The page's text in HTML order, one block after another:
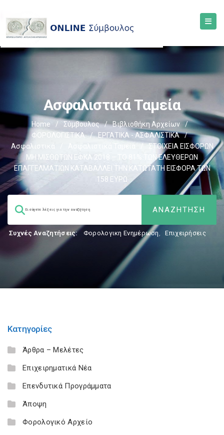
Ασφαλιστικά Ταμεία
Home / Σύμβουλος / Βιβλιοθήκη Αρχείων
/
ΦΟΡΟΛΟΓΙΣΤΙΚΑ
/ ΕΡΓΑΤΙΚΑ - ΑΣΦΑΛΙΣΤΙΚΑ
/
Ασφαλιστικά
Ασφαλιστικά Ταμεία /
ΣΤΟΙΧΕΙΑ ΕΙΣΦΟΡΩΝ
ΜΗ ΜΙΣΘΩΤΩΝ ΕΦΚΑ 2018 – TΟ 81% ΤΩΝ ΕΛΕΥΘΕΡΩΝ
ΕΠΑΓΓΕΛΜΑΤΙΩΝ ΚΑΤΑΒΑΛΛΕΙ ΤΗΝ ΚΑΤΩΤΑΤΗ ΕΙΣΦΟΡΑ ΤΩΝ
158 ΕΥΡΩ
Συχνές Αναζητήσεις: Φορολογικη Ενημέρωση, Επιχειρήσεις
Κατηγορίες
Άρθρα – Μελέτες
Επιχειρηματικά Νέα
Επενδυτικά Προγράμματα
Άποψη
Φορολογικό Αρχείο